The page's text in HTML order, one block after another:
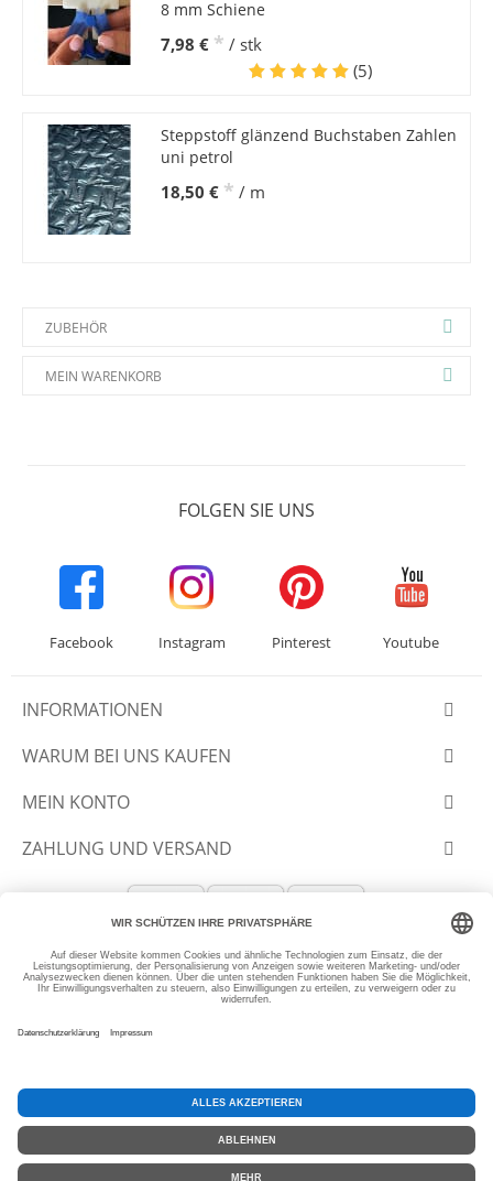
8 mm Schiene
7,98 € * / stk
(5)
Steppstoff glänzend Buchstaben Zahlen
uni petrol
18,50 € * / m
ZUBEHÖR
MEIN WARENKORB
FOLGEN SIE UNS
Facebook Instagram Pinterest Youtube
INFORMATIONEN
WARUM BEI UNS KAUFEN
MEIN KONTO
ZAHLUNG UND VERSAND
© 2012-2026 SLANTASTOFFE.DE
* Alle Preise inkl. MwSt, zzgl.Versand